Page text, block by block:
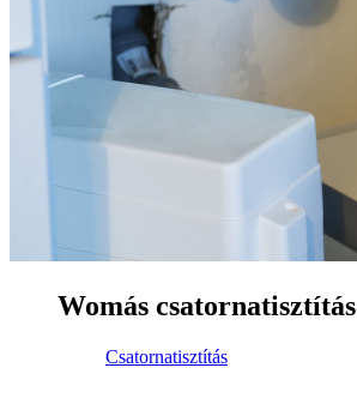
Womás csatornatisztítás
Csatornatisztítás